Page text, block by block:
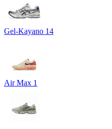
Gel-Kayano 14
Air Max 1